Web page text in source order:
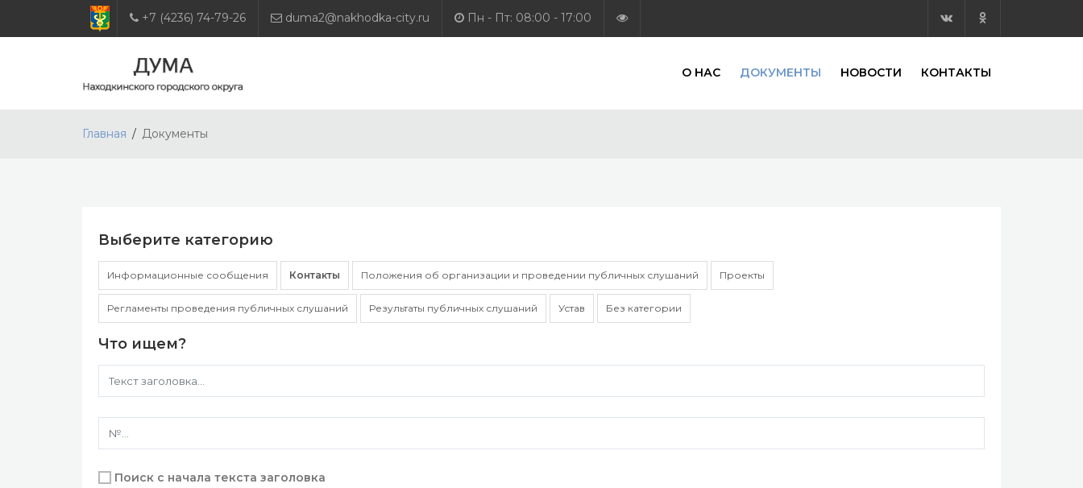
+7 (4236) 74-79-26 duma2@nakhodka-city.ru Пн - Пт: 08:00 - 17:00
О НАС ДОКУМЕНТЫ НОВОСТИ КОНТАКТЫ
Главная Документы
Выберите категорию
Информационные сообщения Контакты Положения об организации и проведении публичных слушаний Проекты
Регламенты проведения публичных слушаний Результаты публичных слушаний Устав Без категории
Что ищем?
Поиск с начала текста заголовка